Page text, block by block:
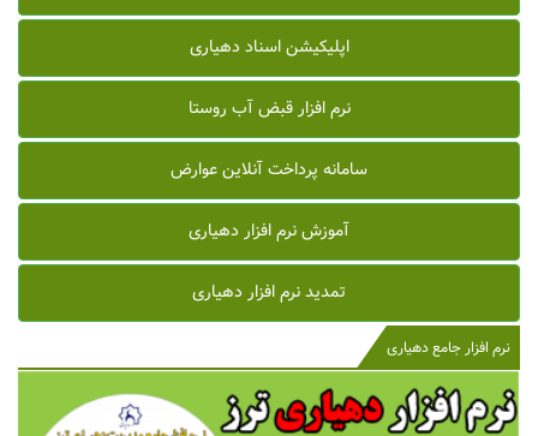
اپلیکیشن اسناد دهیاری
نرم افزار قبض آب روستا
سامانه پرداخت آنلاین عوارض
آموزش نرم افزار دهیاری
تمدید نرم افزار دهیاری
نرم افزار جامع دهیاری